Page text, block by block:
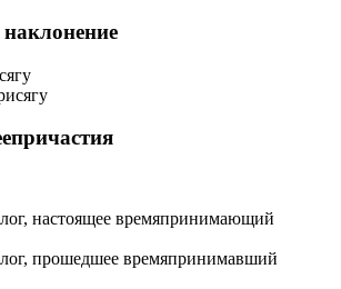
настоящее времяпринимающий
прошедшее времяпринимавший